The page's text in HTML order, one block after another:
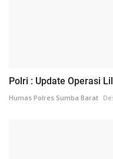
Polri : Update Operasi
Humas Polres Sumba Barat